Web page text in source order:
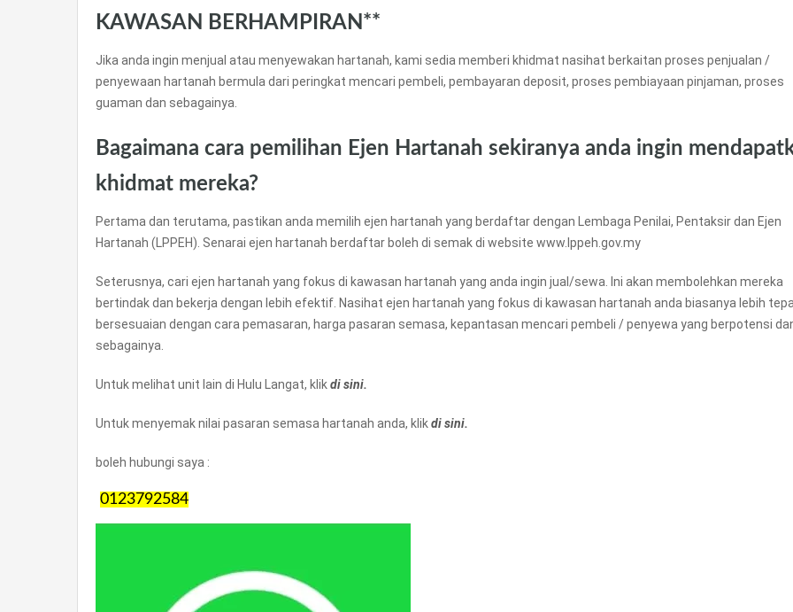
KAWASAN BERHAMPIRAN**
Jika anda ingin menjual atau menyewakan hartanah, kami sedia memberi khidmat nasihat berkaitan proses penjualan /
penyewaan hartanah bermula dari peringkat mencari pembeli, pembayaran deposit, proses pembiayaan pinjaman, proses
guaman dan sebagainya.
Bagaimana cara pemilihan Ejen Hartanah sekiranya anda ingin
khidmat mereka?
Pertama dan terutama, pastikan anda memilih ejen hartanah yang berdaftar dengan Lembaga Penilai, Pentaksir dan Ejen
Hartanah (LPPEH). Senarai ejen hartanah berdaftar boleh di semak di website www.lppeh.gov.my
Seterusnya, cari ejen hartanah yang fokus di kawasan hartanah yang anda ingin jual/sewa. Ini akan membolehkan mereka
bertindak dan bekerja dengan lebih efektif. Nasihat ejen hartanah yang fokus di kawasan hartanah anda biasanya lebih
bersesuaian dengan cara pemasaran, harga pasaran semasa, kepantasan mencari pembeli / penyewa yang berpotensi
sebagainya.
Untuk melihat unit lain di Hulu Langat, klikdi sini.
Untuk menyemak nilai pasaran semasa hartanah anda, klikdi sini.
boleh hubungi saya :
0123792584